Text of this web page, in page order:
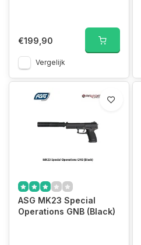
€199,90
Vergelijk
ASG MK23 Special
Operations GNB (Black)